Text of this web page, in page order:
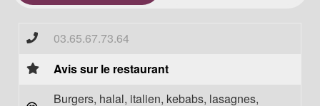
03.65.67.73.64
Avis sur le restaurant
Burgers, halal, italien, kebabs, lasagnes,